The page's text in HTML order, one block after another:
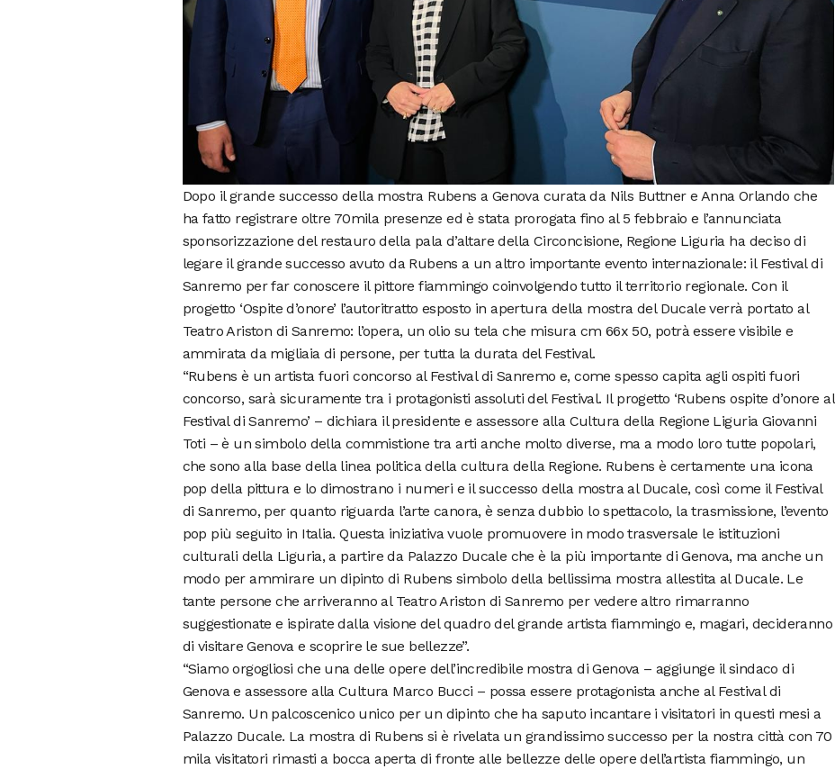
Dopo il grande successo della mostra Rubens a Genova curata da Nils Buttner e Anna Orlando che
ha fatto registrare oltre 70mila presenze ed è stata prorogata fino al 5 febbraio e l’annunciata
sponsorizzazione del restauro della pala d’altare della Circoncisione, Regione Liguria ha deciso di
legare il grande successo avuto da Rubens a un altro importante evento internazionale: il Festival di
Sanremo per far conoscere il pittore fiammingo coinvolgendo tutto il territorio regionale. Con il
progetto ‘Ospite d’onore’ l’autoritratto esposto in apertura della mostra del Ducale verrà portato al
Teatro Ariston di Sanremo: l’opera, un olio su tela che misura cm 66x 50, potrà essere visibile e
ammirata da migliaia di persone, per tutta la durata del Festival.
“Rubens è un artista fuori concorso al Festival di Sanremo e, come spesso capita agli ospiti fuori
concorso, sarà sicuramente tra i protagonisti assoluti del Festival. Il progetto ‘Rubens ospite d’onore al
Festival di Sanremo’ – dichiara il presidente e assessore alla Cultura della Regione Liguria Giovanni
Toti – è un simbolo della commistione tra arti anche molto diverse, ma a modo loro tutte popolari,
che sono alla base della linea politica della cultura della Regione. Rubens è certamente una icona
pop della pittura e lo dimostrano i numeri e il successo della mostra al Ducale, così come il Festival
di Sanremo, per quanto riguarda l’arte canora, è senza dubbio lo spettacolo, la trasmissione, l’evento
pop più seguito in Italia. Questa iniziativa vuole promuovere in modo trasversale le istituzioni
culturali della Liguria, a partire da Palazzo Ducale che è la più importante di Genova, ma anche un
modo per ammirare un dipinto di Rubens simbolo della bellissima mostra allestita al Ducale. Le
tante persone che arriveranno al Teatro Ariston di Sanremo per vedere altro rimarranno
suggestionate e ispirate dalla visione del quadro del grande artista fiammingo e, magari, decideranno
di visitare Genova e scoprire le sue bellezze”.
“Siamo orgogliosi che una delle opere dell’incredibile mostra di Genova – aggiunge il sindaco di
Genova e assessore alla Cultura Marco Bucci – possa essere protagonista anche al Festival di
Sanremo. Un palcoscenico unico per un dipinto che ha saputo incantare i visitatori in questi mesi a
Palazzo Ducale. La mostra di Rubens si è rivelata un grandissimo successo per la nostra città con 70
mila visitatori rimasti a bocca aperta di fronte alle bellezze delle opere dell’artista fiammingo, un